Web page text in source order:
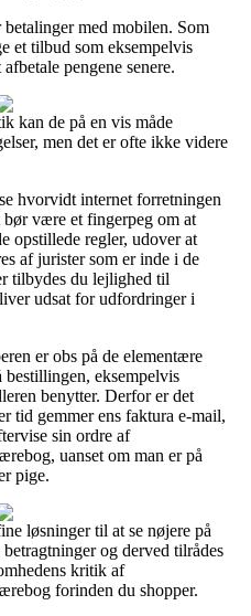
med mobilen. Som
et tilbud som eksempelvis
pengene senere.
kan de på en vis måde
men det er ofte ikke videre
hvorvidt internet forretningen
være et fingerpeg om at
opstillede regler, udover at
af jurister som er inde i de
tilbydes du lejlighed til
udsat for udfordringer i
er obs på de elementære
eksempelvis
benytter. Derfor er det
tid gemmer ens faktura e-mail,
sin ordre af
uanset om man er på
pige.
løsninger til at se nøjere på
og derved tilrådes
kritik af
forinden du shopper.